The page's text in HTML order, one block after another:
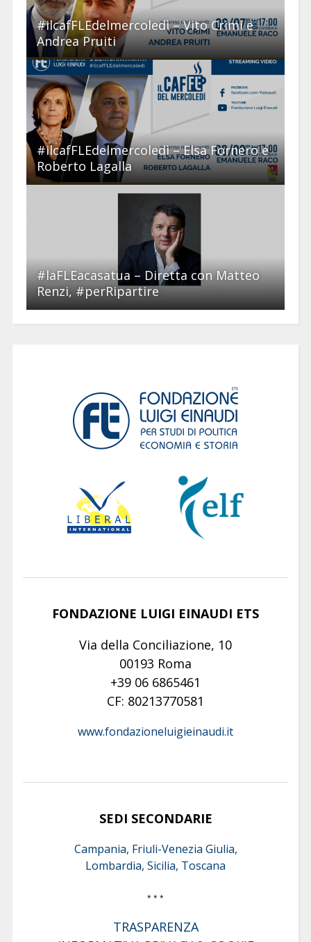
#ilcafFLEdelmercoledì – Vito Crimi e
Andrea Pruiti
#ilcafFLEdelmercoledì – Elsa Fornero e
Roberto Lagalla
#laFLEacasatua – Diretta con Matteo
Renzi, #perRipartire
FONDAZIONE LUIGI EINAUDI ETS
Via della Conciliazione, 10
00193 Roma
+39 06 6865461
CF: 80213770581
www.fondazioneluigieinaudi.it
SEDI SECONDARIE
Campania, Friuli-Venezia Giulia,
Lombardia, Sicilia, Toscana
* * *
TRASPARENZA